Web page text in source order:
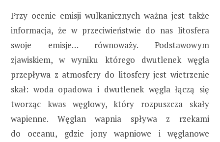
Przy ocenie emisji wulkanicznych ważna jest także
informacja, że w przeciwieństwie do nas litosfera
swoje emisje… równoważy. Podstawowym
zjawiskiem, w wyniku którego dwutlenek węgla
przepływa z atmosfery do litosfery jest wietrzenie
skał: woda opadowa i dwutlenek węgla łączą się
tworząc kwas węglowy, który rozpuszcza skały
wapienne. Węglan wapnia spływa z rzekami
do oceanu, gdzie jony wapniowe i węglanowe